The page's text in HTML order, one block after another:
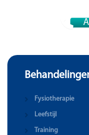
Fysiotherapie
Leefstijl
Training